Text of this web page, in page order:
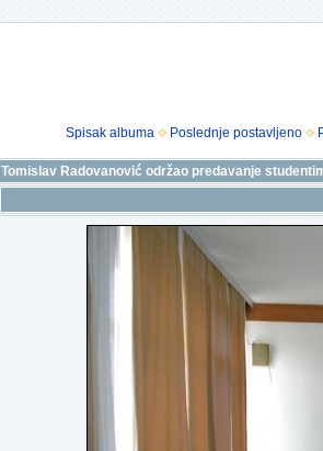
Spisak albuma Poslednje postavljeno
Tomislav Radovanović održao predavanje